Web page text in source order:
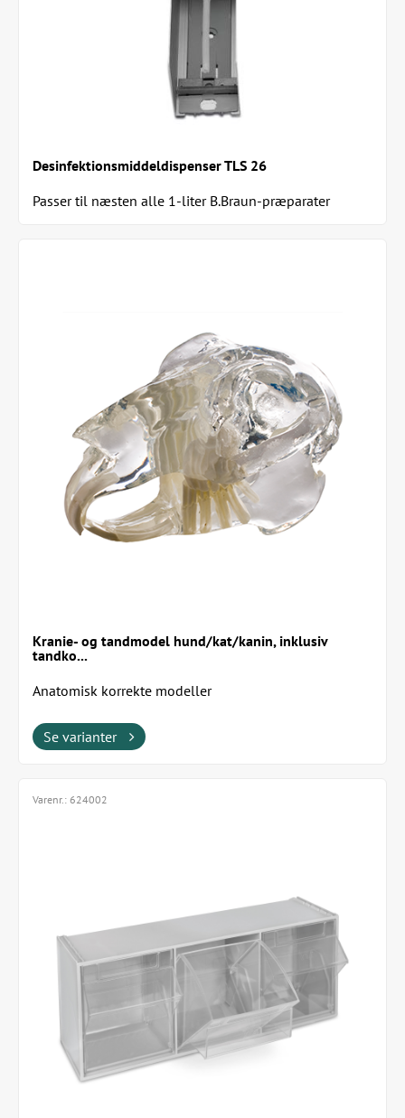
Desinfektionsmiddeldispenser TLS 26
Passer til næsten alle 1-liter B.Braun-præparater
Kranie- og tandmodel hund/kat/kanin, inklusiv
tandko...
Anatomisk korrekte modeller
Se varianter
Varenr.: 624002